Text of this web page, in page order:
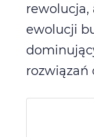
rewolucja,
ewolucji
rozwiązań